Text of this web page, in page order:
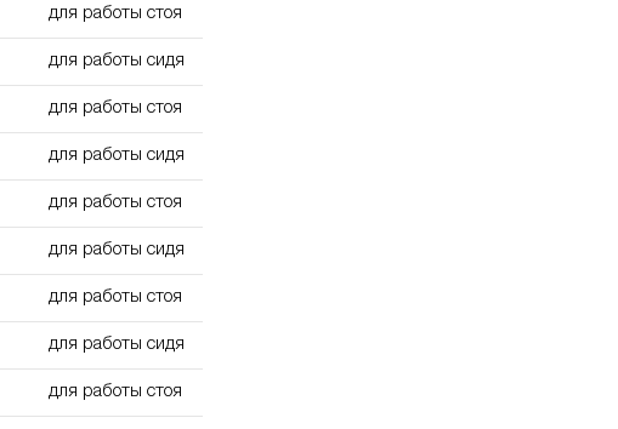
для работы стоя
для работы сидя
для работы стоя
для работы сидя
для работы стоя
для работы сидя
для работы стоя
для работы сидя
для работы стоя